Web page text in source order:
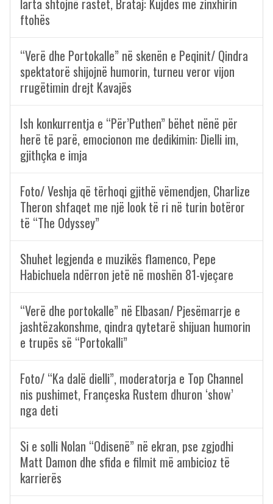
larta shtojnë rastet, Brataj: Kujdes me zinxhirin
ftohës
“Verë dhe Portokalle” në skenën e Peqinit/ Qindra
spektatorë shijojnë humorin, turneu veror vijon
rrugëtimin drejt Kavajës
Ish konkurrentja e “Për’Puthen” bëhet nënë për
herë të parë, emocionon me dedikimin: Dielli im,
gjithçka e imja
Foto/ Veshja që tërhoqi gjithë vëmendjen, Charlize
Theron shfaqet me një look të ri në turin botëror
të “The Odyssey”
Shuhet legjenda e muzikës flamenco, Pepe
Habichuela ndërron jetë në moshën 81-vjeçare
“Verë dhe portokalle” në Elbasan/ Pjesëmarrje e
jashtëzakonshme, qindra qytetarë shijuan humorin
e trupës së “Portokalli”
Foto/ “Ka dalë dielli”, moderatorja e Top Channel
nis pushimet, Françeska Rustem dhuron ‘show’
nga deti
Si e solli Nolan “Odisenë” në ekran, pse zgjodhi
Matt Damon dhe sfida e filmit më ambicioz të
karrierës